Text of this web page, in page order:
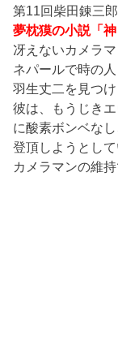
第11回柴田錬三
夢枕獏の小説「
冴えないカメラ
ネパールで時の
羽生丈二を見つけ
彼は、もうじき
に酸素ボンベな
登頂しようとして
カメラマンの維